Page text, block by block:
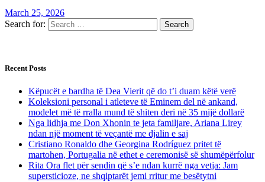
March 25, 2026
Search for:
Recent Posts
Këpucët e bardha të Dea Vierit që do t’i duam këtë verë
Koleksioni personal i atleteve të Eminem del në ankand,
modelet më të rralla mund të shiten deri në 35 mijë dollarë
Nga lidhja me Don Xhonin te jeta familjare, Ariana Lirey
ndan një moment të veçantë me djalin e saj
Cristiano Ronaldo dhe Georgina Rodríguez pritet të
martohen, Portugalia në ethet e ceremonisë së shumëpërfolur
Rita Ora flet për sendin që s’e ndan kurrë nga vetja: Jam
supersticioze, ne shqiptarët jemi rritur me besëtytni